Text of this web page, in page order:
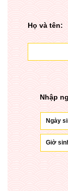
Họ và tên:
Nhập